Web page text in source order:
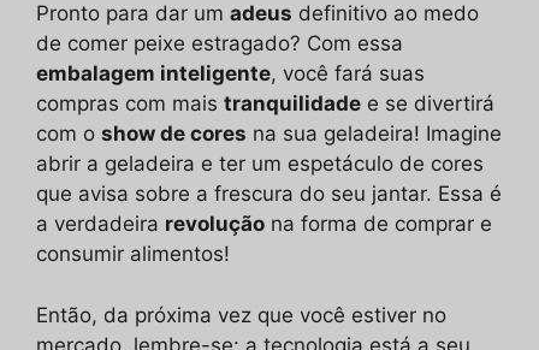
Pronto para dar um adeus definitivo ao medo
de comer peixe estragado? Com essa
embalagem inteligente, você fará suas
compras com mais tranquilidade e se divertirá
com o show de cores na sua geladeira! Imagine
abrir a geladeira e ter um espetáculo de cores
que avisa sobre a frescura do seu jantar. Essa é
a verdadeira revolução na forma de comprar e
consumir alimentos!
Então, da próxima vez que você estiver no
mercado, lembre-se: a tecnologia está a seu